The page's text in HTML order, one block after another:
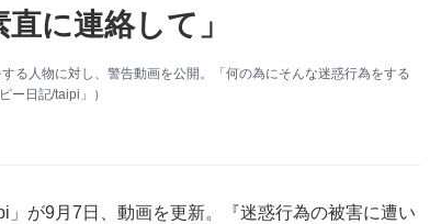
に連絡して」
る人物に対し、警告動画を公開。「何の為にそんな迷惑行為をする
ー日記/taipi」）
が9月7日、動画を更新。『迷惑行為の被害に遭い